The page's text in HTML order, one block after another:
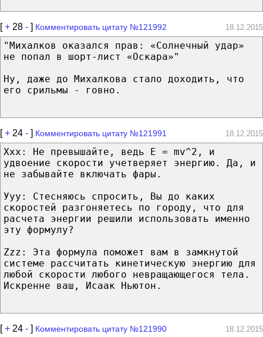
[+ 28 - ] Комментировать цитату №121992 18.12.2015
"Михалков оказался прав: «Солнечный удар»
не попал в шорт-лист «Оскара»"
Ну, даже до Михалкова стало доходить, что
его срильмы - говно.
[+ 24 - ] Комментировать цитату №121991 18.12.2015
Ххх: Не превышайте, ведь E = mv^2, и
удвоение скорости учетверяет энергию. Да, и
не забывайте включать фары.
Ууу: Стесняюсь спросить, Вы до каких
скоростей разгоняетесь по городу, что для
расчета энергии решили использовать именно
эту формулу?
Zzz: Эта формула поможет вам в замкнутой
системе рассчитать кинетическую энергию для
любой скорости любого невращающегося тела.
Искренне ваш, Исаак Ньютон.
[+ 24 - ] Комментировать цитату №121990 18.12.2015